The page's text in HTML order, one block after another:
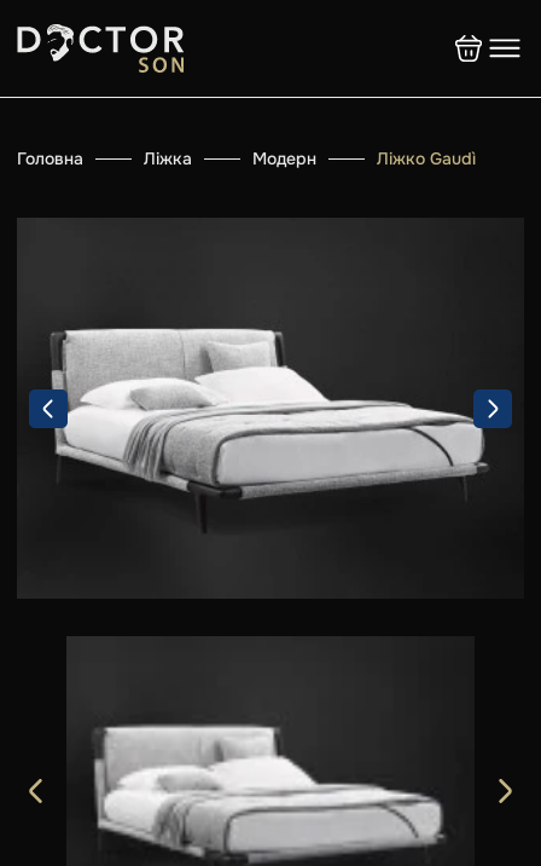
Головна Ліжка Модерн Ліжко Gaudì